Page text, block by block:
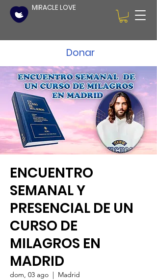
MIRACLE LOVE
Donar
ENCUENTRO
SEMANAL Y
PRESENCIAL DE UN
CURSO DE
MILAGROS EN
MADRID
dom, 03 ago
  |
Madrid